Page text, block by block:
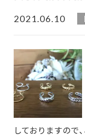
2021.06.10
しておりますので